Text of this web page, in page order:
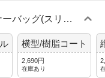
バッグ(スリム
横型/樹脂コート
2,690円
在庫あり